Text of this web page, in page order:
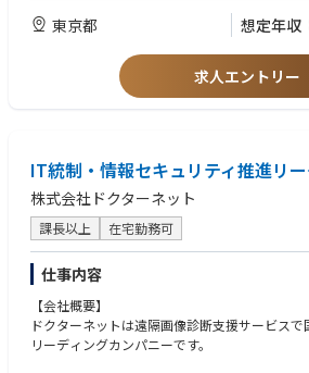
・外科内視鏡画像・動画データを活用した新規
ルゴリズムの基礎研究
・仮説立案から実験設計、評価指標設計、エラ
術シーズの創出
・研究成果の学会発表、論文化、特許化の推進
・機械学習・深層学習に関する高度な理論理
・医療画像、内視鏡画像、外科領域の動画解析
・VLM、LLM、マルチモーダルモデルの開発経
・論文執筆、学会発表、特許出願の実績
・Linux、Git、Docker、MLOps等の開発基盤知識
【求める人物像】
・明確な答えのない課題に対しても自ら仮説
できる方
・最新技術への強い探究心を持ち、それを事業
られる方
・チームの一員として応用研究・開発チーム
発へ橋渡しできる方
東京都 想定年収
求人エントリー
IT統制・情報セキュリティ推進リ
株式会社ドクターネット
課長以上 在宅勤務可
仕事内容
【会社概要】
ドクターネットは遠隔画像診断支援サービス
リーディングカンパニーです。